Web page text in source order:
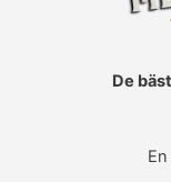
De